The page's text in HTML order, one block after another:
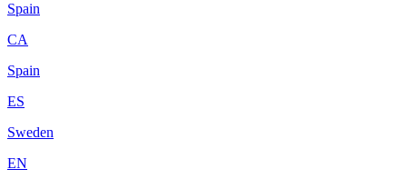
Spain
CA
Spain
ES
Sweden
EN